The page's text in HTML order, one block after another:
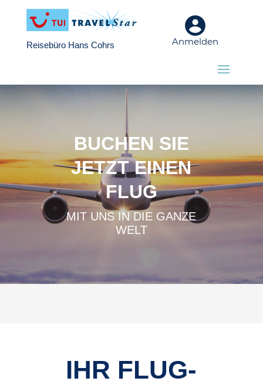
Reisebüro Hans Cohrs Anmelden
BUCHEN SIE
JETZT EINEN
FLUG
MIT UNS IN DIE GANZE
WELT
IHR FLUG-